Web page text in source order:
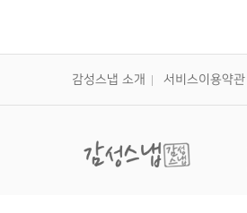
감성스냅 소개 서비스이용약관